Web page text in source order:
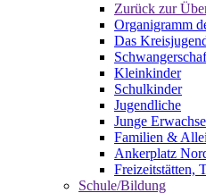
Zurück zur
Organigramm
Das
Kleinkinder
Schulkinder
Jugendliche
Junge
Familien &
Ankerplatz
Freizeitstätten,
Schule/Bildung